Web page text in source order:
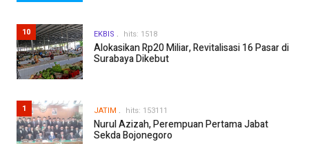
10 EKBIS hits: 1518
Alokasikan Rp20 Miliar, Revitalisasi 16 Pasar di
Surabaya Dikebut
1 JATIM hits: 153111
Nurul Azizah, Perempuan Pertama Jabat
Sekda Bojonegoro